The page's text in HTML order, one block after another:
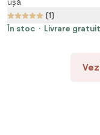
42 x 80 cm
ușă
(1)
În stoc
Livrare